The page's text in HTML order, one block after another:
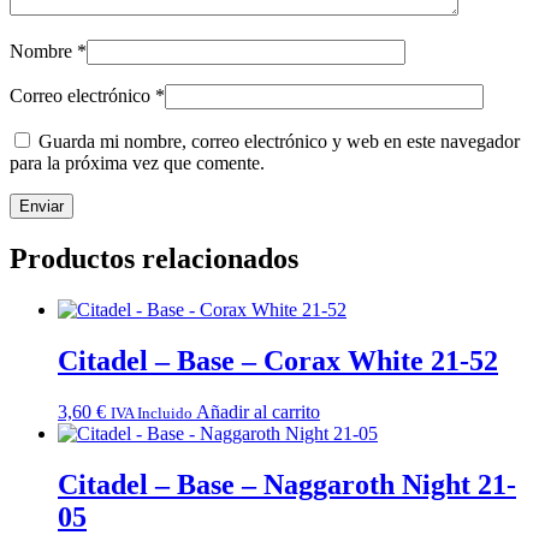
Nombre *
Correo electrónico *
Guarda mi nombre, correo electrónico y web en este navegador
para la próxima vez que comente.
Productos relacionados
Citadel – Base – Corax White 21-52
3,60 € IVA Incluido Añadir al carrito
Citadel – Base – Naggaroth Night 21-
05